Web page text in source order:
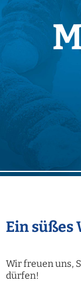
Ein süßes
Wir freuen uns,
dürfen!